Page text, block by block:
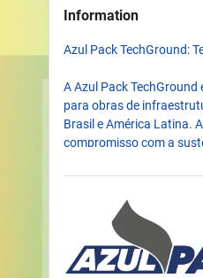
Information
Azul Pack TechGround:
A Azul Pack
para obras de
Brasil e América Latina.
compromisso com a
Com forte presença em
com tecnologia de
mecânico, resistência
são decisivos para
aterros sanitários e áreas